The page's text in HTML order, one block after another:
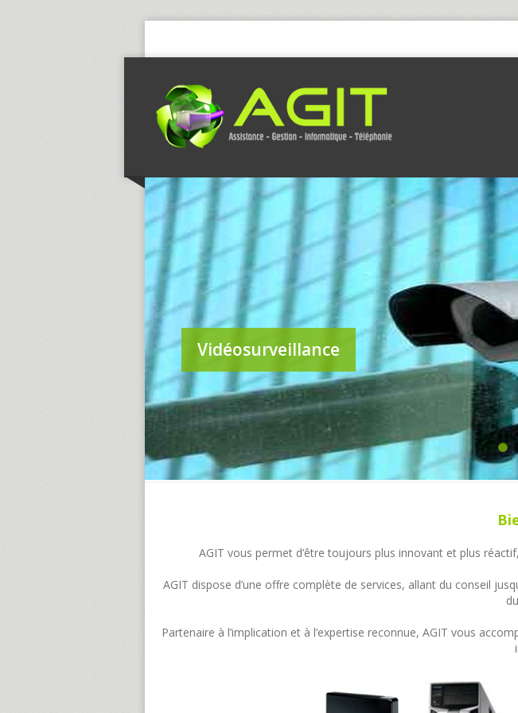
Vidéosurveillance
AGIT vous permet d’être toujours plus innovant et plus
AGIT dispose d’une offre complète de services, allant du conseil
Partenaire à l’implication et à l’expertise reconnue, AGIT vous